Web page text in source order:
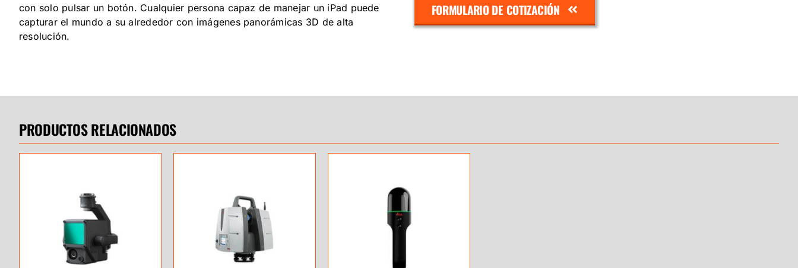
con solo pulsar un botón. Cualquier persona capaz de manejar un iPad puede
capturar el mundo a su alrededor con imágenes panorámicas 3D de alta
resolución.
FORMULARIO DE COTIZACIÓN
PRODUCTOS RELACIONADOS